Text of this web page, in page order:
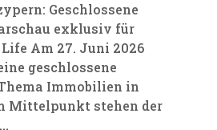
Geschlossene
exklusiv für
Am 27. Juni 2026
geschlossene
Immobilien in
Mittelpunkt stehen der